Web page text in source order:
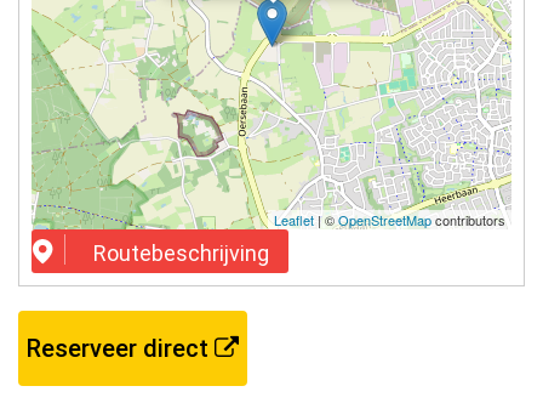
Leaflet | ©OpenStreetMapcontributors
Routebeschrijving
Reserveer direct